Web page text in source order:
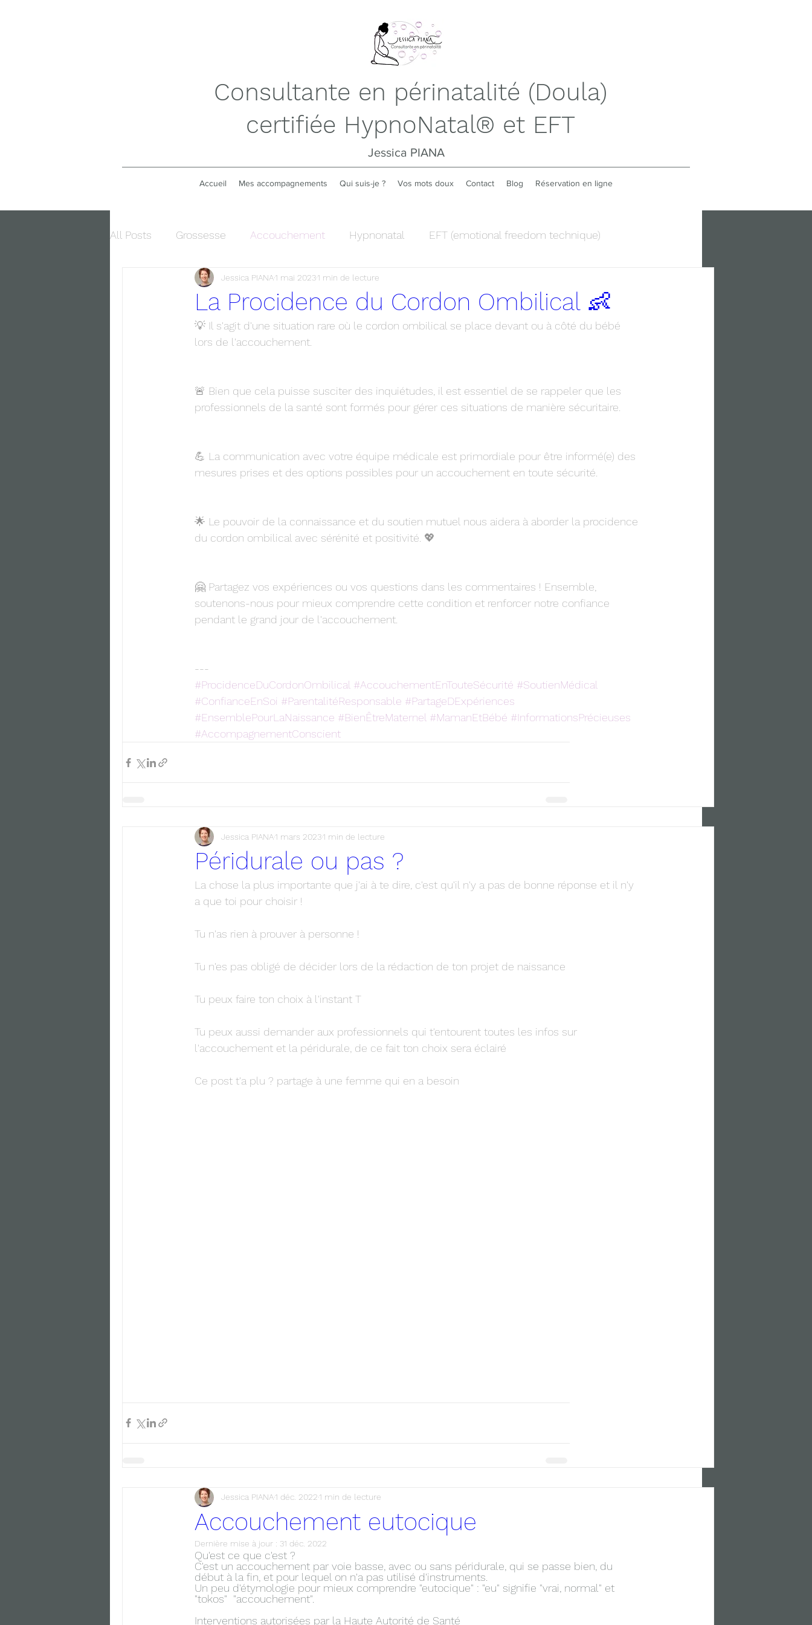
Consultante en périnatalité (Doula)
certifiée HypnoNatal® et EFT
Jessica PIANA
Accueil Mes accompagnements Qui suis-je ? Vos mots doux Contact Blog Réservation en ligne
All Posts Grossesse Accouchement Hypnonatal EFT (emotional freedom technique)
Deuil périnatal Post partum
La Procidence du Cordon Ombilical 👶
Jessica PIANA1 mai 20231 min de lecture
💡 Il s'agit d'une situation rare où le cordon ombilical se place devant ou à côté du bébé
lors de l'accouchement.
🚨 Bien que cela puisse susciter des inquiétudes, il est essentiel de se rappeler que les
professionnels de la santé sont formés pour gérer ces situations de manière sécuritaire.
💪 La communication avec votre équipe médicale est primordiale pour être informé(e) des
mesures prises et des options possibles pour un accouchement en toute sécurité.
🌟 Le pouvoir de la connaissance et du soutien mutuel nous aidera à aborder la procidence
du cordon ombilical avec sérénité et positivité. 💖
🤗 Partagez vos expériences ou vos questions dans les commentaires ! Ensemble,
soutenons-nous pour mieux comprendre cette condition et renforcer notre confiance
pendant le grand jour de l'accouchement.
---
#ProcidenceDuCordonOmbilical #AccouchementEnTouteSécurité #SoutienMédical
#ConfianceEnSoi #ParentalitéResponsable #PartageDExpériences
#EnsemblePourLaNaissance #BienÊtreMaternel #MamanEtBébé #InformationsPrécieuses
#AccompagnementConscient
Péridurale ou pas ?
Jessica PIANA1 mars 20231 min de lecture
La chose la plus importante que j'ai à te dire, c'est qu'il n'y a pas de bonne réponse et il n'y
a que toi pour choisir !
Tu n'as rien à prouver à personne !
Tu n'es pas obligé de décider lors de la rédaction de ton projet de naissance
Tu peux faire ton choix à l'instant T
Tu peux aussi demander aux professionnels qui t'entourent toutes les infos sur
l'accouchement et la péridurale, de ce fait ton choix sera éclairé
Ce post t'a plu ? partage à une femme qui en a besoin
Accouchement eutocique
Jessica PIANA1 déc. 2022 1 min de lecture
Dernière mise à jour : 31 déc. 2022
Qu'est ce que c'est ?
C'est un accouchement par voie basse, avec ou sans péridurale, qui se passe bien, du
début à la fin, et pour lequel on n'a pas utilisé d'instruments.
Un peu d'étymologie pour mieux comprendre "eutocique" : "eu" signifie "vrai, normal" et
"tokos"  "accouchement".
Interventions autorisées par la Haute Autorité de Santé